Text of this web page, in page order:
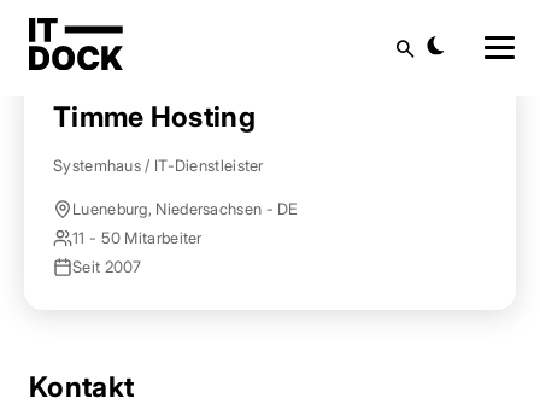
Startseite Anbieter finden
Timme Hosting
Systemhaus / IT-Dienstleister
Lueneburg, Niedersachsen - DE
11 - 50 Mitarbeiter
Seit 2007
Kontakt